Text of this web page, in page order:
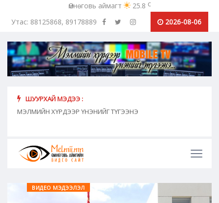
Өмнөговь аймагт 25.8 c
Утас: 88125868, 89178889
2026-08-06
ШУУРХАЙ МЭДЭЭ :
МЭЛМИЙН ХҮРДЭЭР ҮНЭНИЙГ ТҮГЭЭНЭ
ВИДЕО МЭДЭЭЛЭЛ